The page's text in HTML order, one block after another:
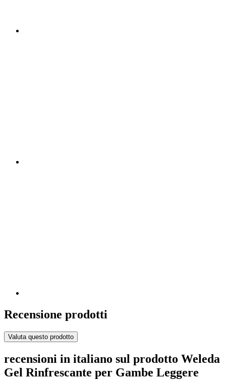
Recensione prodotti
Valuta questo prodotto
recensioni in italiano sul prodotto Weleda
Gel Rinfrescante per Gambe Leggere